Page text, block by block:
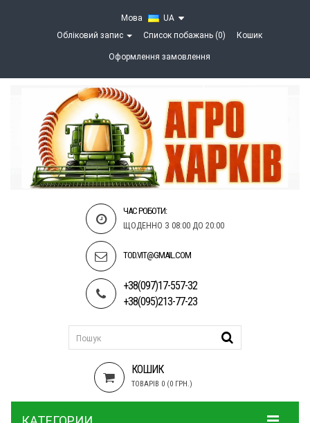
Мова
UA
Обліковий запис
Список побажань (0) Кошик
Оформлення замовлення
ЧАС РОБОТИ:
ЩОДЕННО З 08:00 ДО 20:00
TOD.VIT@GMAIL.COM
+38(097)17-557-32
+38(095)213-77-23
КОШИК
ТОВАРІВ 0 (0 ГРН.)